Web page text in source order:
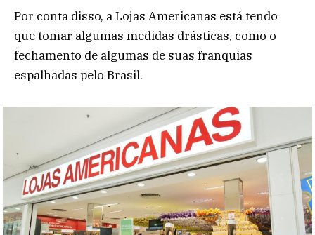
Por conta disso, a Lojas Americanas está tendo
que tomar algumas medidas drásticas, como o
fechamento de algumas de suas franquias
espalhadas pelo Brasil.